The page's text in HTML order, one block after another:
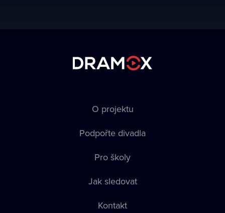
O projektu
Podpořte divadla
Pro školy
Jak sledovat
Kontakt